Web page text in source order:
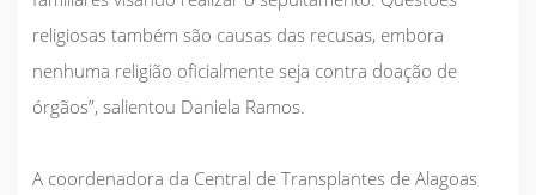
religiosas também são causas das recusas, embora
nenhuma religião oficialmente seja contra doação de
órgãos”, salientou Daniela Ramos.
A coordenadora da Central de Transplantes de Alagoas